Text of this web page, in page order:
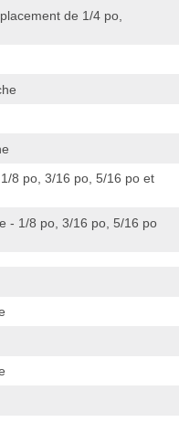
de 1/4 po,
8 po, 3/16 po, 5/16 po et
- 1/8 po, 3/16 po, 5/16 po